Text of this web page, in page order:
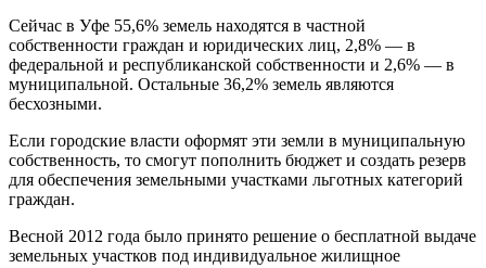
Сейчас в Уфе 55,6% земель находятся в частной
собственности граждан и юридических лиц, 2,8% — в
федеральной и республиканской собственности и 2,6% — в
муниципальной. Остальные 36,2% земель являются
бесхозными.
Если городские власти оформят эти земли в муниципальную
собственность, то смогут пополнить бюджет и создать резерв
для обеспечения земельными участками льготных категорий
граждан.
Весной 2012 года было принято решение о бесплатной выдаче
земельных участков под индивидуальное жилищное